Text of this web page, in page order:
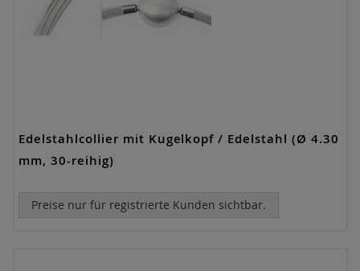
Edelstahlcollier mit Kugelkopf / Edelstahl (Ø 4.30
mm, 30-reihig)
Preise nur für registrierte Kunden sichtbar.